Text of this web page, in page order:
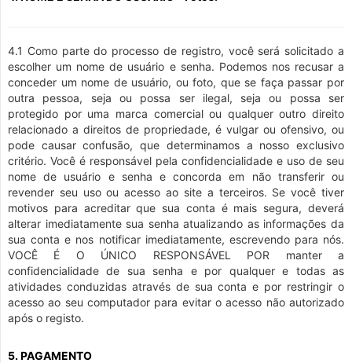
4.1 Como parte do processo de registro, você será solicitado a
escolher um nome de usuário e senha. Podemos nos recusar a
conceder um nome de usuário, ou foto, que se faça passar por
outra pessoa, seja ou possa ser ilegal, seja ou possa ser
protegido por uma marca comercial ou qualquer outro direito
relacionado a direitos de propriedade, é vulgar ou ofensivo, ou
pode causar confusão, que determinamos a nosso exclusivo
critério. Você é responsável pela confidencialidade e uso de seu
nome de usuário e senha e concorda em não transferir ou
revender seu uso ou acesso ao site a terceiros. Se você tiver
motivos para acreditar que sua conta é mais segura, deverá
alterar imediatamente sua senha atualizando as informações da
sua conta e nos notificar imediatamente, escrevendo para nós.
VOCÊ É O ÚNICO RESPONSÁVEL POR manter a
confidencialidade de sua senha e por qualquer e todas as
atividades conduzidas através de sua conta e por restringir o
acesso ao seu computador para evitar o acesso não autorizado
após o registo.
5. PAGAMENTO